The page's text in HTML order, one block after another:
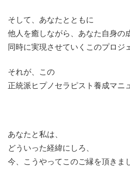
そして、あなたとともに
他人を癒しながら、あなた自身の
同時に実現させていくこのプロジ
それが、この
正統派ヒプノセラピスト養成マニ
あなたと私は、
どういった経緯にしろ、
今、こうやってこのご縁を頂きま